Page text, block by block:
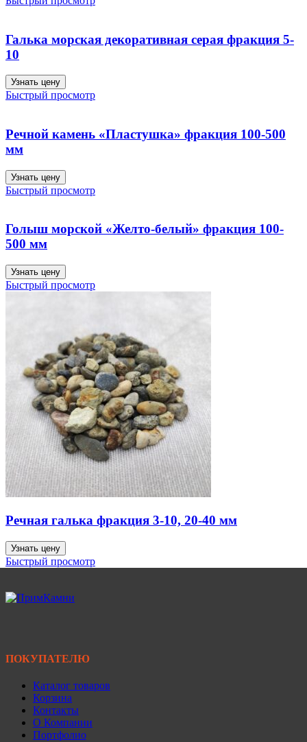
Галька морская декоративная серая фракция 5-
10
Узнать цену
Быстрый просмотр
Речной камень «Пластушка» фракция 100-500
мм
Узнать цену
Быстрый просмотр
Голыш морской «Желто-белый» фракция 100-
500 мм
Узнать цену
Быстрый просмотр
Речная галька фракция 3-10, 20-40 мм
Узнать цену
Быстрый просмотр
ПОКУПАТЕЛЮ
Каталог товаров
Корзина
Контакты
О Компании
Портфолио